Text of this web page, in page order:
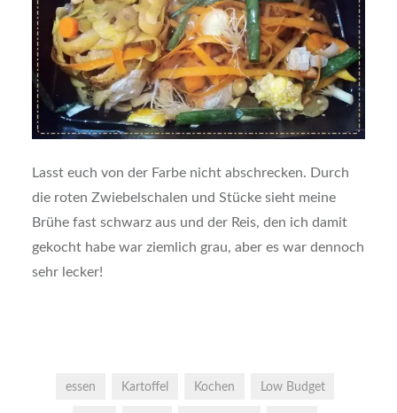
Lasst euch von der Farbe nicht abschrecken. Durch
die roten Zwiebelschalen und Stücke sieht meine
Brühe fast schwarz aus und der Reis, den ich damit
gekocht habe war ziemlich grau, aber es war dennoch
sehr lecker!
essen Kartoffel Kochen Low Budget